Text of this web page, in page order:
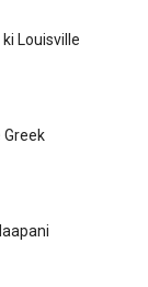
Louisville
Greek